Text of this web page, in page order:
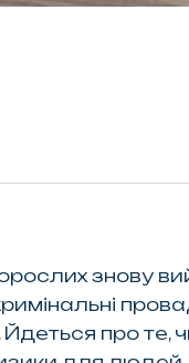
знову
Йдеться про